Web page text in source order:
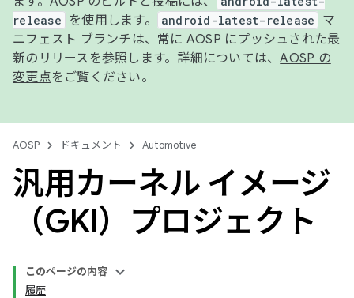
release
を使用します。 android-latest-release
マ
ニフェスト ブランチは、常に AOSP にプッシュされた最
新のリリースを参照します。詳細については、AOSP の
変更点をご覧ください。
AOSP ドキュメント Automotive
汎用カーネル イメージ
（GKI）プロジェクト
このページの内容
履歴